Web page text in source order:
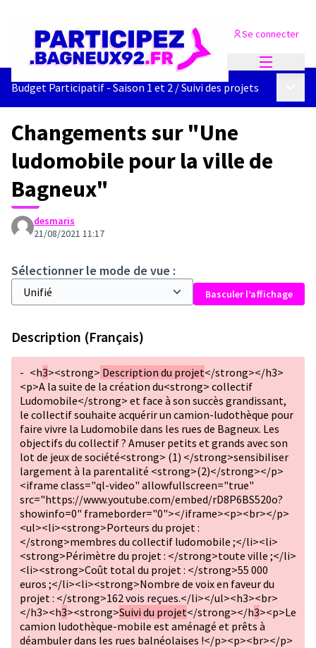
Se connecter
Budget Participatif - Saison 1 et 2 /Suivi des projets
Changements sur "Une
ludomobile pour la ville de
Bagneux"
desmaris
21/08/2021 11:17
Sélectionner le mode de vue :
Basculer l’affichage
Description (Français)
- <h3><strong> Description du projet</strong></h3>
<p>A la suite de la création du<strong> collectif
Ludomobile</strong> et face à son succès grandissant,
le collectif souhaite acquérir un camion-ludothèque pour
faire vivre la Ludomobile dans les rues de Bagneux. Les
objectifs du collectif ? Amuser petits et grands avec son
lot de jeux de société<strong> (1) </strong>sensibiliser
largement à la parentalité <strong>(2)</strong></p>
<iframe class="ql-video" allowfullscreen="true"
src="https://www.youtube.com/embed/rD8P6BS520o?
showinfo=0" frameborder="0"></iframe><p><br></p>
<ul><li><strong>Porteurs du projet :
</strong>membres du collectif ludomobile ;</li><li>
<strong>Périmètre du projet : </strong>toute ville ;</li>
<li><strong>Coût total du projet : </strong>55 000
euros ;</li><li><strong>Nombre de voix en faveur du
projet : </strong>162 vois reçues.</li></ul><h3><br>
</h3><h3><strong>Suivi du projet</strong></h3><p>Le
camion ludothèque-mobile est aménagé et prêts à
déambuler dans les rues balnéolaises !</p><p><br></p>